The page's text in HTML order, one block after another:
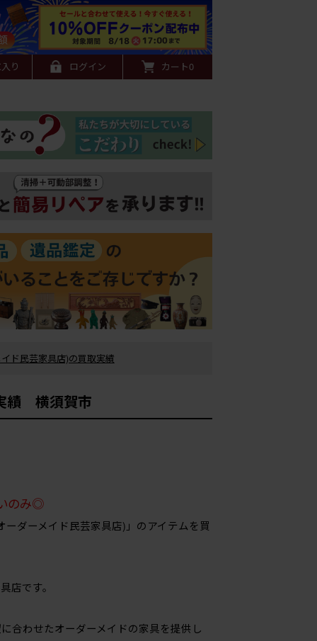
り ログイン カート0
ド民芸家具店)の買取実績
績 横須賀市
のみ◎
ーダーメイド民芸家具店)」のアイテムを買
店です。
合わせたオーダーメイドの家具を提供し